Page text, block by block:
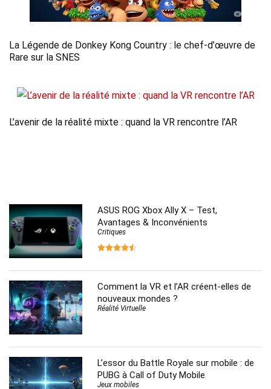
La Légende de Donkey Kong Country : le chef-d’œuvre de
Rare sur la SNES
L’avenir de la réalité mixte : quand la VR rencontre l’AR
ASUS ROG Xbox Ally X – Test,
Avantages & Inconvénients
Critiques
Comment la VR et l’AR créent-elles de
nouveaux mondes ?
Réalité Virtuelle
L’essor du Battle Royale sur mobile : de
PUBG à Call of Duty Mobile
Jeux mobiles